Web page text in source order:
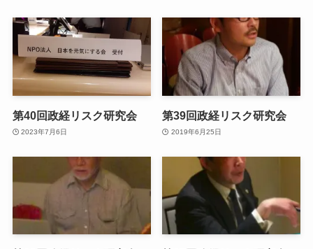
第40回政経リスク研究会
2023年7月6日
第39回政経リスク研究会
2019年6月25日